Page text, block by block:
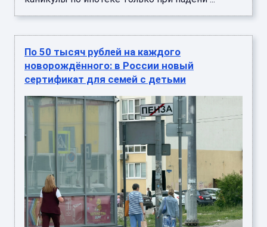
По 50 тысяч рублей на каждого
новорождённого: в России новый
сертификат для семей с детьми